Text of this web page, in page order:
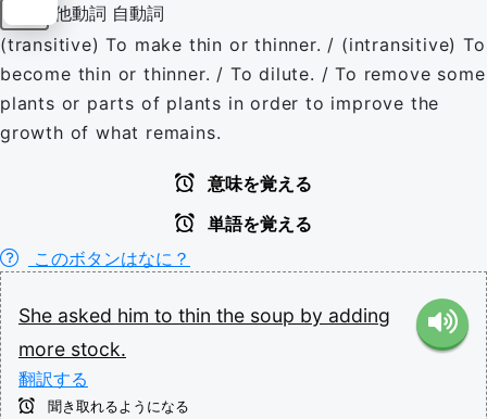
他動詞 自動詞
(transitive) To make thin or thinner. / (intransitive) To
become thin or thinner. / To dilute. / To remove some
plants or parts of plants in order to improve the
growth of what remains.
意味を覚える
単語を覚える
このボタンはなに？
She asked him to thin the soup by adding
more stock.
翻訳する
聞き取れるようになる